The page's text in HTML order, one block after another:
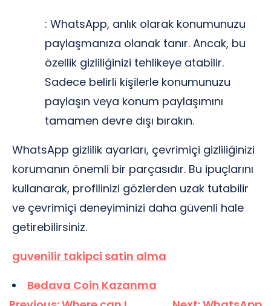
: WhatsApp, anlık olarak konumunuzu
paylaşmanıza olanak tanır. Ancak, bu
özellik gizliliğinizi tehlikeye atabilir.
Sadece belirli kişilerle konumunuzu
paylaşın veya konum paylaşımını
tamamen devre dışı bırakın.
WhatsApp gizlilik ayarları, çevrimiçi gizliliğinizi
korumanın önemli bir parçasıdır. Bu ipuçlarını
kullanarak, profilinizi gözlerden uzak tutabilir
ve çevrimiçi deneyiminizi daha güvenli hale
getirebilirsiniz.
guvenilir takipci satin alma
Bedava Coin Kazanma